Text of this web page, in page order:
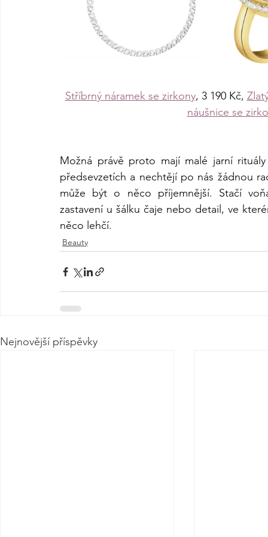
Stříbrný náramek se zirkony, 3 190 Kč,
náušnice se
Možná právě proto mají malé jarní
předsevzetích a nechtějí po nás žádnou
může být o něco příjemnější. Stačí
zastavení u šálku čaje nebo detail, ve
něco lehčí.
Beauty
Nejnovější příspěvky